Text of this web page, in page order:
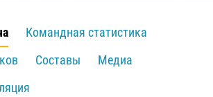
Командная статистика
Составы
Медиа